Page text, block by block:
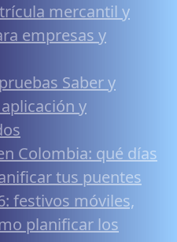
mercantil y
empresas y
Saber y
y
Colombia: qué días
tus puentes
festivos móviles,
planificar los